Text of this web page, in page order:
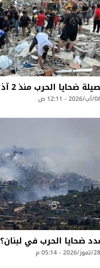
ضحايا الحرب منذ 2 آذار
ضحايا الحرب في لبنان؟